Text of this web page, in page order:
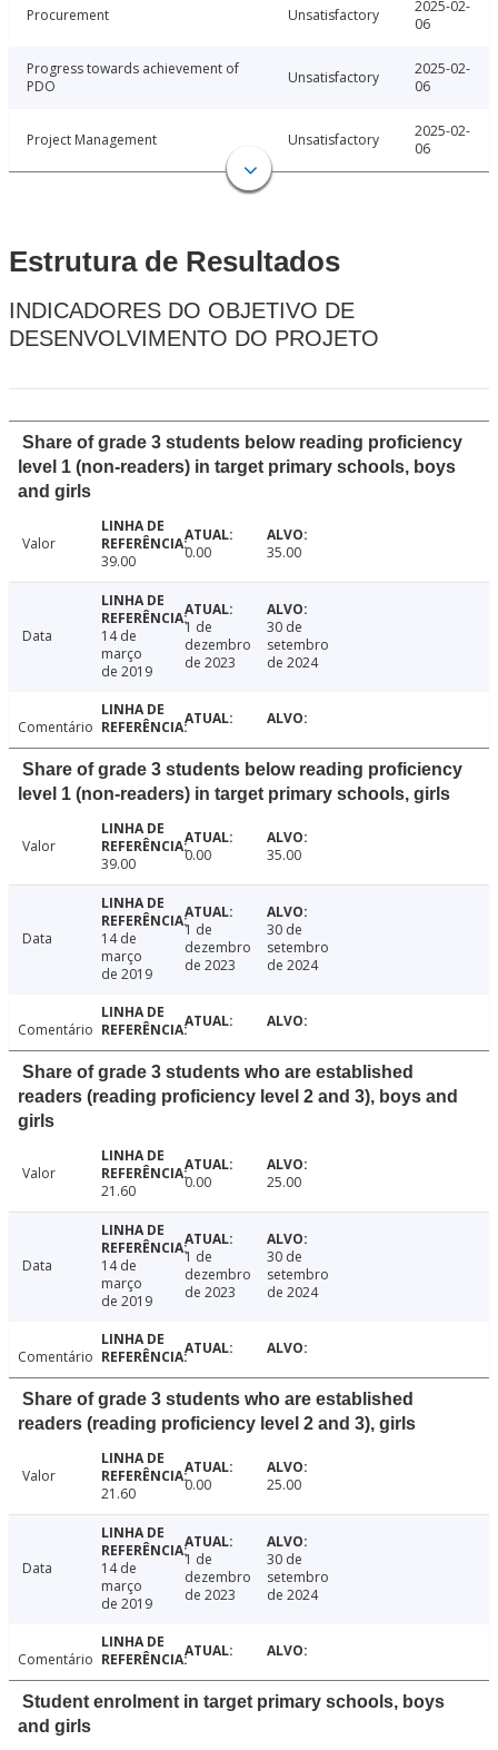
Procurement Unsatisfactory
2025-02-
06
Progress towards achievement of
PDO
Unsatisfactory
2025-02-
06
Project Management Unsatisfactory
2025-02-
06
Estrutura de Resultados
INDICADORES DO OBJETIVO DE
DESENVOLVIMENTO DO PROJETO
Share of grade 3 students below reading proficiency
level 1 (non-readers) in target primary schools, boys
and girls
Valor
39.00
0.00 35.00
Data
14 de
março
de 2019
1 de
dezembro
de 2023
30 de
setembro
de 2024
Comentário
Share of grade 3 students below reading proficiency
level 1 (non-readers) in target primary schools, girls
Valor
39.00
0.00 35.00
Data
14 de
março
de 2019
1 de
dezembro
de 2023
30 de
setembro
de 2024
Comentário
Share of grade 3 students who are established
readers (reading proficiency level 2 and 3), boys and
girls
Valor
21.60
0.00 25.00
Data
14 de
março
de 2019
1 de
dezembro
de 2023
30 de
setembro
de 2024
Comentário
Share of grade 3 students who are established
readers (reading proficiency level 2 and 3), girls
Valor
21.60
0.00 25.00
Data
14 de
março
de 2019
1 de
dezembro
de 2023
30 de
setembro
de 2024
Comentário
Student enrolment in target primary schools, boys
and girls